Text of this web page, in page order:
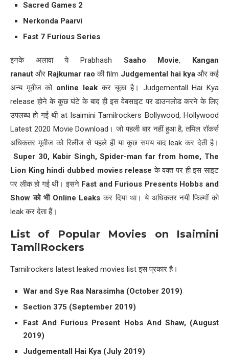
Sacred Games 2
Nerkonda Paarvi
Fast 7 Furious Series
इनके अलावा ये Prabhash Saaho Movie, Kangan
ranaut और Rajkumar rao की film Judgemental hai kya और कई
अन्य मूवीज को online leakकर चूका है। Judgementall Hai Kya
release होने के कुछ घंटे के बाद ही इस वेबसाइट पर डाउनलोड करने के लिए
उपलब्ध हो गई थी at Isaimini Tamilrockers Bollywood, Hollywood
Latest 2020 Movie Download। जो पहली बार नहीं हुआ है, तमिल रॉकर्स
अधिकतर मूवीज को रिलीज से पहले ही या कुछ समय बाद leak कर देती है।
Super 30, Kabir Singh, Spider-man far from home, The
Lion King hindi dubbed movies release के वक्त पर ही इस साइट
पर लीक हो गई थी। इसने Fast and Furious Presents Hobbs and
Showको भी Online Leaks कर दिया था। ये अधिकतर नयी फिल्मों को
leak कर देता हैं।
List of Popular Movies on Isaimini
TamilRockers
Tamilrockers latest leaked movies list इस प्रकार है।
War and Sye Raa Narasimha (October 2019)
Section 375 (September 2019)
Fast And Furious Present Hobs And Shaw, (August
2019)
Judgementall Hai Kya (July 2019)